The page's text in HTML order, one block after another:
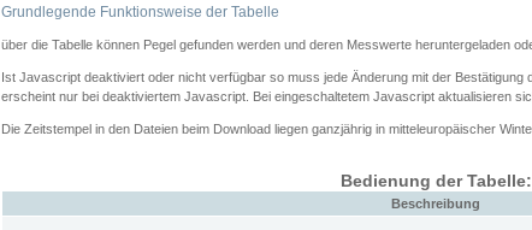
Grundlegende Funktionsweise der Tabelle
über die Tabelle können Pegel gefunden werden und deren Messwerte heruntergeladen
Ist Javascript deaktiviert oder nicht verfügbar so muss jede Änderung mit der
erscheint nur bei deaktiviertem Javascript. Bei eingeschaltetem Javascript aktualisieren
Die Zeitstempel in den Dateien beim Download liegen ganzjährig in mitteleuropäischer
Bedienung der Tabelle:
Beschreibung